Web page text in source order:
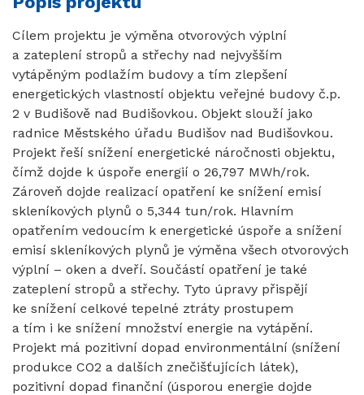
Cílem projektu je výměna otvorových výplní
a zateplení stropů a střechy nad nejvyšším
vytápěným podlažím budovy a tím zlepšení
energetických vlastností objektu veřejné budovy č.p.
2 v Budišově nad Budišovkou. Objekt slouží jako
radnice Městského úřadu Budišov nad Budišovkou.
Projekt řeší snížení energetické náročnosti objektu,
čímž dojde k úspoře energií o 26,797 MWh/rok.
Zároveň dojde realizací opatření ke snížení emisí
skleníkových plynů o 5,344 tun/rok. Hlavním
opatřením vedoucím k energetické úspoře a snížení
emisí skleníkových plynů je výměna všech otvorových
výplní – oken a dveří. Součástí opatření je také
zateplení stropů a střechy. Tyto úpravy přispějí
ke snížení celkové tepelné ztráty prostupem
a tím i ke snížení množství energie na vytápění.
Projekt má pozitivní dopad environmentální (snížení
produkce CO2 a dalších znečišťujících látek),
pozitivní dopad finanční (úsporou energie dojde